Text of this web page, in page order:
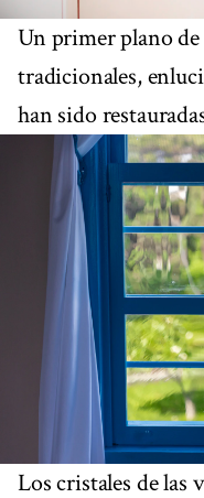
Un primer plano
tradicionales,
han sido
Los cristales de las